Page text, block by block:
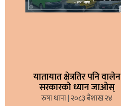
यातायात क्षेत्रतिर पनि वालेन
सरकारको ध्यान जाओस्
रुषा थापा २०८३ बैशाख २४